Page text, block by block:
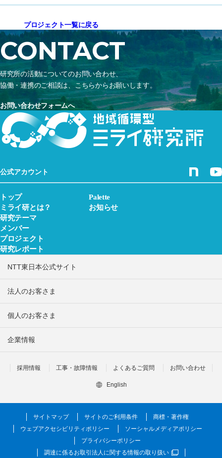
プロジェクト一覧に戻る
CONTACT
研究所の活動についてのお問い合わせ、
協働・連携のご相談は、こちらからお願いします。
お問い合わせフォームへ
公式アカウント
トップ
ミライ研とは？
研究テーマ
メンバー
プロジェクト
研究レポート
Palette
お知らせ
NTT東日本公式サイト
法人のお客さま
個人のお客さま
企業情報
採用情報 工事・故障情報 よくあるご質問 お問い合わせ
English
サイトマップ サイトのご利用条件
商標・著作権
ウェブアクセシビリティポリシー
ソーシャルメディアポリシー
プライバシーポリシー
調達に係るお取引法人に関する情報の取り扱い